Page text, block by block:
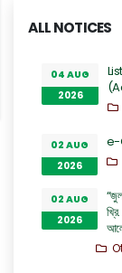
ALL NOTICES
04 AUG
2026
02 AUG
2026
e-
02 AUG
2026